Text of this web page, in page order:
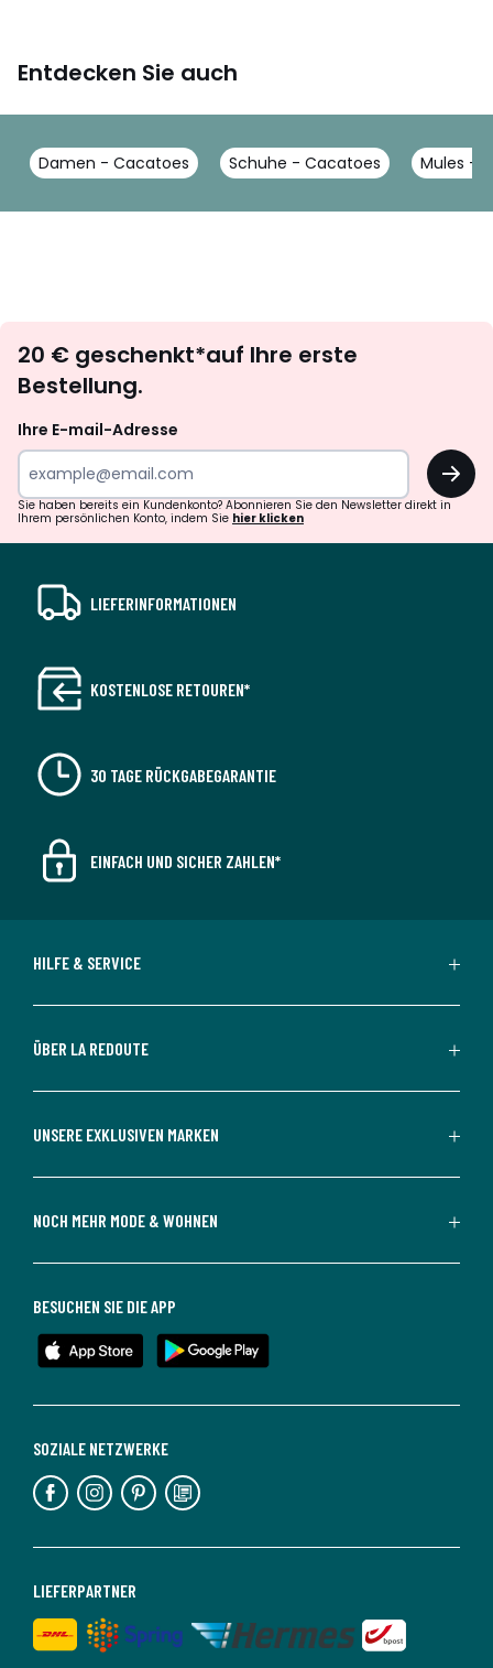
Entdecken Sie auch
Damen - Cacatoes Schuhe - Cacatoes Mules -
abonnieren
20 € geschenkt*auf Ihre erste
Bestellung.
Ihre E-mail-Adresse
OK
Sie haben bereits ein Kundenkonto? Abonnieren Sie den Newsletter direkt in
Ihrem persönlichen Konto, indem Sie hier klicken
LIEFERINFORMATIONEN
KOSTENLOSE RETOUREN*
30 TAGE RÜCKGABEGARANTIE
EINFACH UND SICHER ZAHLEN*
HILFE & SERVICE
ÜBER LA REDOUTE
UNSERE EXKLUSIVEN MARKEN
NOCH MEHR MODE & WOHNEN
LIEFERPARTNER
SOZIALE NETZWERKE
BESUCHEN SIE DIE APP